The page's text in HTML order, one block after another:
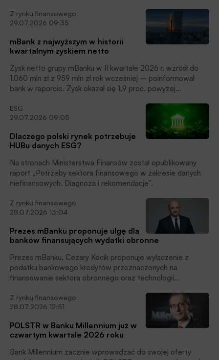
Z rynku finansowego
29.07.2026 09:35
mBank z najwyższym w historii
kwartalnym zyskiem netto
Zysk netto grupy mBanku w II kwartale 2026 r. wzrósł do
1.060 mln zł z 959 mln zł rok wcześniej – poinformował
bank w raporcie. Zysk okazał się 1,9 proc. powyżej
1.040,1 mln zł.
ESG
29.07.2026 09:05
Dlaczego polski rynek potrzebuje
HUBu danych ESG?
Na stronach Ministerstwa Finansów został opublikowany
raport „Potrzeby sektora finansowego w zakresie danych
niefinansowych. Diagnoza i rekomendacje”.
Z rynku finansowego
28.07.2026 13:04
Prezes mBanku proponuje ulgę dla
banków finansujących wydatki obronne
Prezes mBanku, Cezary Kocik proponuje wyłączenie z
podatku bankowego kredytów przeznaczonych na
finansowanie sektora obronnego oraz technologii
Z rynku finansowego
28.07.2026 12:51
POLSTR w Banku Millennium już w
czwartym kwartale 2026 roku
Bank Millennium zacznie wprowadzać do swojej oferty